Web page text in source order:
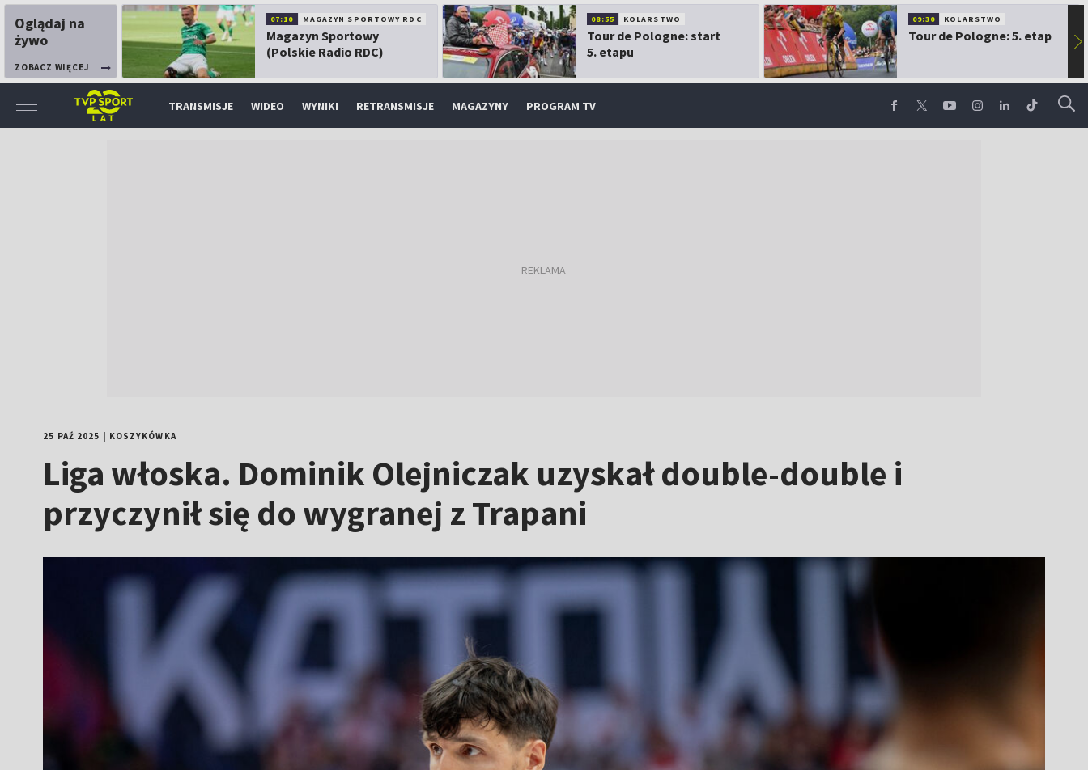
Oglądaj na
żywo
ZOBACZ WIĘCEJ
07:10 MAGAZYN SPORTOWY RDC
Magazyn Sportowy
(Polskie Radio RDC)
08:55 KOLARSTWO
Tour de Pologne: start
5. etapu
09:30 KOLARSTWO
Tour de Pologne: 5. etap ▶
TRANSMISJE WIDEO WYNIKI RETRANSMISJE MAGAZYNY PROGRAM TV
25 PAŹ 2025 KOSZYKÓWKA
Liga włoska. Dominik Olejniczak uzyskał double-double i
przyczynił się do wygranej z Trapani